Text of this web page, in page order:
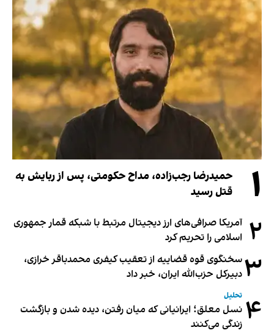
۱
حمیدرضا رجب‌زاده، مداح حکومتی، پس از ربایش به
قتل رسید
۲ آمریکا صرافی‌های ارز دیجیتال مرتبط با شبکه قمار جمهوری
اسلامی را تحریم کرد
۳سخنگوی قوه قضاییه از تعقیب کیفری محمدباقر خرازی،
دبیر‌کل حزب‌الله ایران، خبر داد
۴ تحلیل
نسل معلق؛ ایرانیانی که میان رفتن، دیده شدن و بازگشت
زندگی می‌کنند